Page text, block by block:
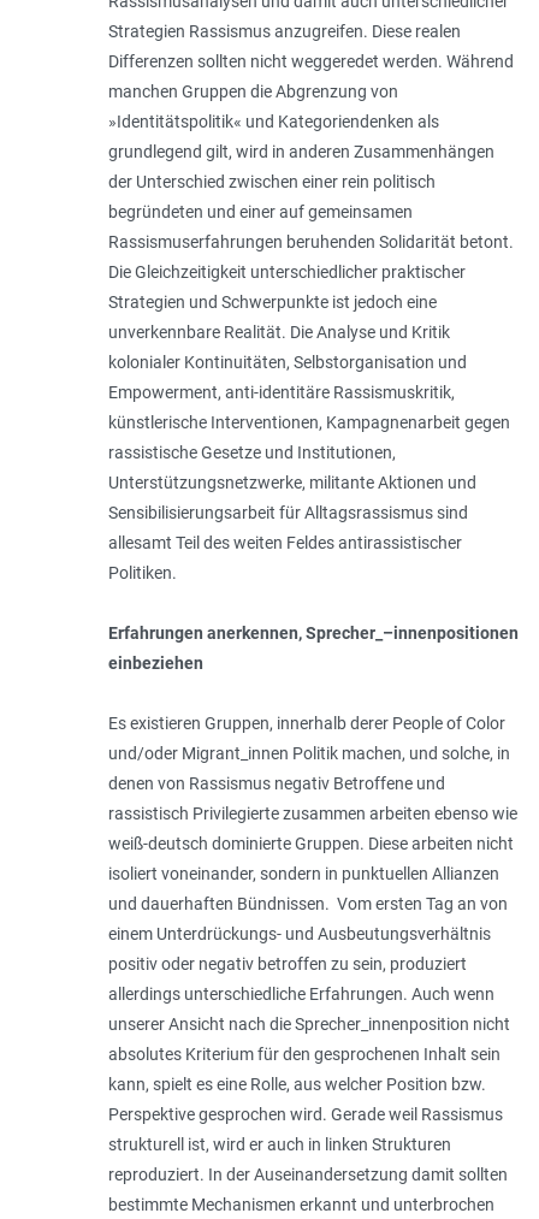
Strategien Rassismus anzugreifen. Diese realen
Differenzen sollten nicht weggeredet werden. Während
manchen Gruppen die Abgrenzung von
»Identitätspolitik« und Kategoriendenken als
grundlegend gilt, wird in anderen Zusammenhängen
der Unterschied zwischen einer rein politisch
begründeten und einer auf gemeinsamen
Rassismuserfahrungen beruhenden Solidarität betont.
Die Gleichzeitigkeit unterschiedlicher praktischer
Strategien und Schwerpunkte ist jedoch eine
unverkennbare Realität. Die Analyse und Kritik
kolonialer Kontinuitäten, Selbstorganisation und
Empowerment, anti-identitäre Rassismuskritik,
künstlerische Interventionen, Kampagnenarbeit gegen
rassistische Gesetze und Institutionen,
Unterstützungsnetzwerke, militante Aktionen und
Sensibilisierungsarbeit für Alltagsrassismus sind
allesamt Teil des weiten Feldes antirassistischer
Politiken.
Erfahrungen anerkennen, Sprecher_–i­nnenpositionen
einbeziehen
Es existieren Gruppen, innerhalb derer People of Color
und/oder Migrant_innen Politik machen, und solche, in
denen von Rassismus negativ Betroffene und
rassistisch Privilegierte zusammen arbeiten ebenso wie
weiß-deutsch dominierte Gruppen. Diese arbeiten nicht
isoliert voneinander, sondern in punktuellen Allianzen
und dauerhaften Bündnissen. Vom ers­ten Tag an von
einem Unterdrü­ck­ungs- und Ausbeutungsverhältnis
positiv oder negativ betroffen zu sein, produziert
allerdings unterschiedliche Erfahrungen. Auch wenn
unserer Ansicht nach die Sprecher_innenposition nicht
absolutes Kriterium für den gesprochenen Inhalt sein
kann, spielt es eine Rolle, aus welcher Position bzw.
Perspektive gesprochen wird. Gerade weil Rassismus
strukturell ist, wird er auch in linken Strukturen
reproduziert. In der Auseinandersetzung damit sollten
bestimmte Mechanismen erkannt und unterbrochen